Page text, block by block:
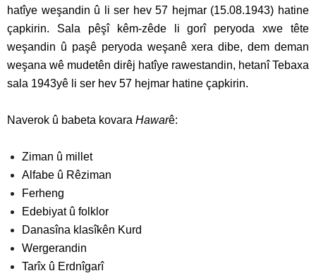
hatîye weşandin û li ser hev 57 hejmar (15.08.1943) hatine
çapkirin. Sala pêşî kêm-zêde li gorî peryoda xwe tête
weşandin û paşê peryoda weşanê xera dibe, dem deman
weşana wê mudetên dirêj hatîye rawestandin, hetanî Tebaxa
sala 1943yê li ser hev 57 hejmar hatine çapkirin.
Naverok û babeta kovara Hawarê:
Ziman û millet
Alfabe û Rêziman
Ferheng
Edebiyat û folklor
Danasîna klasîkên Kurd
Wergerandin
Tarîx û Erdnîgarî